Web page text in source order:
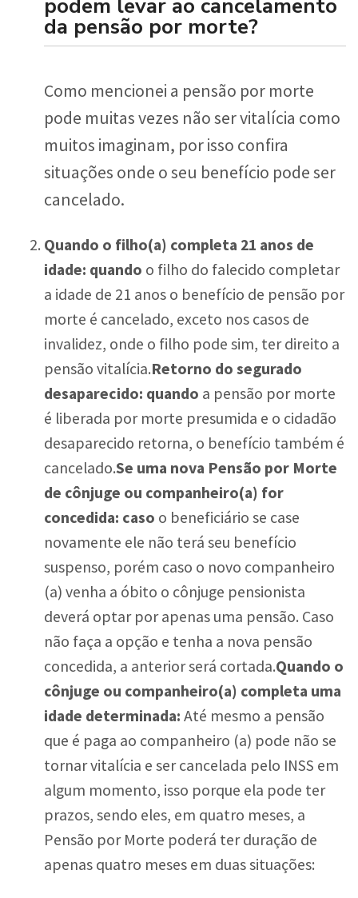
podem levar ao cancelamento
da pensão por morte?
Como mencionei a pensão por morte
pode muitas vezes não ser vitalícia como
muitos imaginam, por isso confira
situações onde o seu benefício pode ser
cancelado.
Quando o filho(a) completa 21 anos de
idade: quando o filho do falecido completar
a idade de 21 anos o benefício de pensão por
morte é cancelado, exceto nos casos de
invalidez, onde o filho pode sim, ter direito a
pensão vitalícia.Retorno do segurado
desaparecido: quando a pensão por morte
é liberada por morte presumida e o cidadão
desaparecido retorna, o benefício também é
cancelado.Se uma nova Pensão por Morte
de cônjuge ou companheiro(a) for
concedida: caso o beneficiário se case
novamente ele não terá seu benefício
suspenso, porém caso o novo companheiro
(a) venha a óbito o cônjuge pensionista
deverá optar por apenas uma pensão. Caso
não faça a opção e tenha a nova pensão
concedida, a anterior será cortada.Quando o
cônjuge ou companheiro(a) completa uma
idade determinada: Até mesmo a pensão
que é paga ao companheiro (a) pode não se
tornar vitalícia e ser cancelada pelo INSS em
algum momento, isso porque ela pode ter
prazos, sendo eles, em quatro meses, a
Pensão por Morte poderá ter duração de
apenas quatro meses em duas situações: